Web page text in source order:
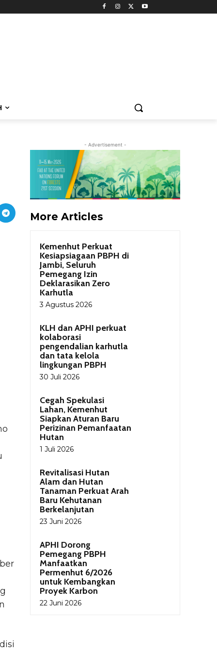
- Advertisement -
More Articles
Kemenhut Perkuat
Kesiapsiagaan PBPH di
Jambi, Seluruh
Pemegang Izin
Deklarasikan Zero
Karhutla
3 Agustus 2026
KLH dan APHI perkuat
kolaborasi
pengendalian karhutla
dan tata kelola
lingkungan PBPH
30 Juli 2026
Cegah Spekulasi
Lahan, Kemenhut
Siapkan Aturan Baru
Perizinan Pemanfaatan
Hutan
1 Juli 2026
Revitalisasi Hutan
Alam dan Hutan
Tanaman Perkuat Arah
Baru Kehutanan
Berkelanjutan
23 Juni 2026
APHI Dorong
Pemegang PBPH
Manfaatkan
Permenhut 6/2026
untuk Kembangkan
Proyek Karbon
22 Juni 2026